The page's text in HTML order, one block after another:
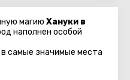
магию Хануки в
наполнен особой
самые значимые места